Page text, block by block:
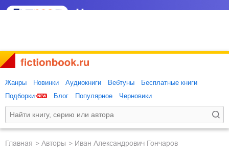
Жанры Новинки Аудиокниги Вебтуны
Бесплатные книги
Подборки
Блог Популярное Черновики
Главная Авторы Иван Александрович Гончаров